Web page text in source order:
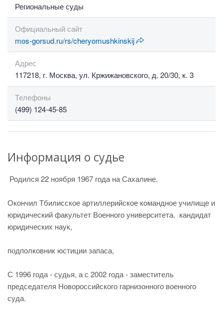
Региональные суды
Официальный сайт
mos-gorsud.ru/rs/cheryomushkinskij
Адрес
117218, г. Москва, ул. Кржижановского, д. 20/30, к. 3
Телефоны
(499) 124-45-85
Информация о судье
Родился 22 ноября 1967 года на Сахалине.
Окончил Тбилисское артиллерийское командное училище и
юридический факультет Военного университета. кандидат
юридических наук,
подполковник юстиции запаса,
С 1996 года - судья, а с 2002 года - заместитель
председателя Новороссийского гарнизонного военного
суда.